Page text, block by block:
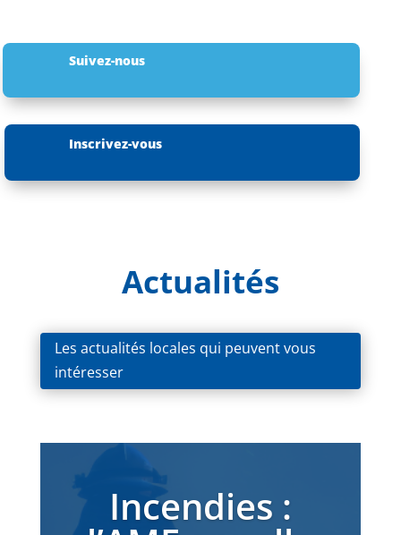
Suivez-nous
Inscrivez-vous
Actualités
Les actualités locales qui peuvent vous
intéresser
Incendies :